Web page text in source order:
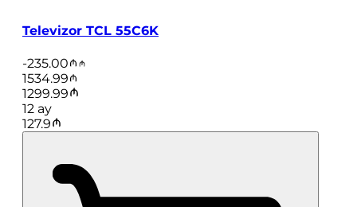
Televizor TCL 55C6K
-235.00
1534.99
1299.99
12 ay
127.9